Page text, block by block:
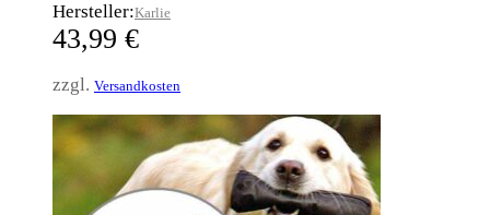
Hersteller:Karlie
43,99 €
zzgl. Versandkosten